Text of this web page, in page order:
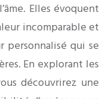
Elles évoquent
incomparable et
qui se
En explorant les
découvrirez une